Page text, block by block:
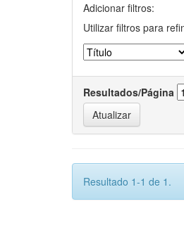
Adicionar filtros:
Utilizar filtros para
Resultados/Página
Resultado 1-1 de 1.